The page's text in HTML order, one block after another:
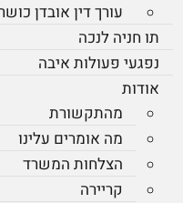
עורך דין אובדן
תו חניה לנכה
נפגעי פעולות איבה
אודות
מהתקשורת
מה אומרים עלינו
הצלחות המשרד
קריירה